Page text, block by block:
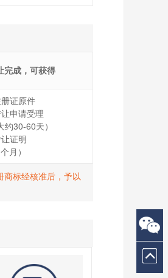
完成，可获得
证原件
申请受理
30-60天）
证明
月）
标经核准后，予以